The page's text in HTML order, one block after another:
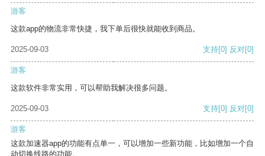
游客
这款app的物流非常快捷，我下单后很快就能收到商品。
2025-09-03 支持[0] 反对[0]
游客
这款软件非常实用，可以帮助我解决很多问题。
2025-09-03 支持[0] 反对[0]
游客
这款加速器app的功能有点单一，可以增加一些新功能，比如增加一个自
动切换线路的功能。